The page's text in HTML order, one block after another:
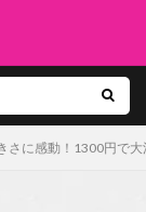
さに感動！1300円で